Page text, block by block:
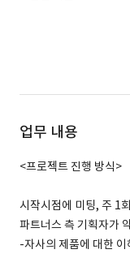
업무 내용
<프로젝트 진행 방식>
시작시점에 미팅, 주 1
파트너스 측 기획자가
-자사의 제품에 대한